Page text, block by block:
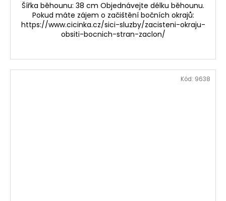
Šířka běhounu: 38 cm Objednávejte délku běhounu.
Pokud máte zájem o začištění bočních okrajů:
https://www.cicinka.cz/sici-sluzby/zacisteni-okraju-
obsiti-bocnich-stran-zaclon/
Kód: 9638